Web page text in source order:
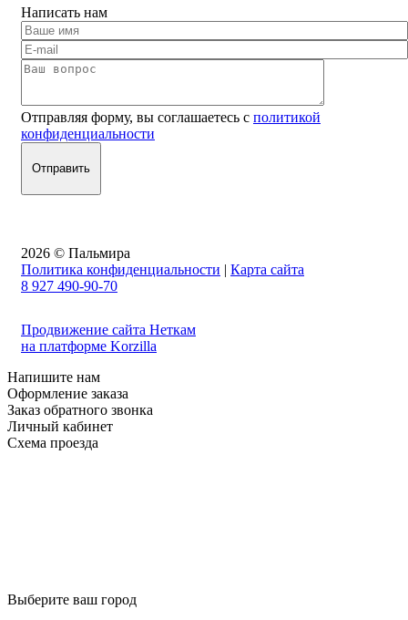
Написать нам
Отправляя форму, вы соглашаетесь с политикой
конфиденциальности
2026 © Пальмира
Политика конфиденциальности | Карта сайта
8 927 490-90-70
Продвижение сайта Неткам
на платформе Korzilla
Напишите нам
Оформление заказа
Заказ обратного звонка
Личный кабинет
Схема проезда
Выберите ваш город